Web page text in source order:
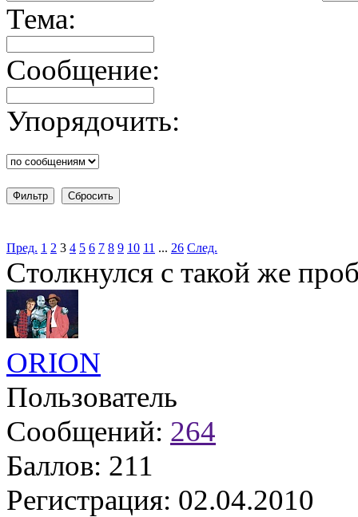
Тема:
Сообщение:
Упорядочить:
Пред. 1 2 3 4 5 6 7 8 9 10 11 ... 26 След.
Столкнулся с такой же
ORION
Пользователь
Сообщений: 264
Баллов: 211
Регистрация: 02.04.2010